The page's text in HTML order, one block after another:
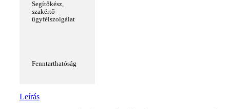
Segítőkész,
szakértő
ügyfélszolgálat
Fenntarthatóság
Leírás